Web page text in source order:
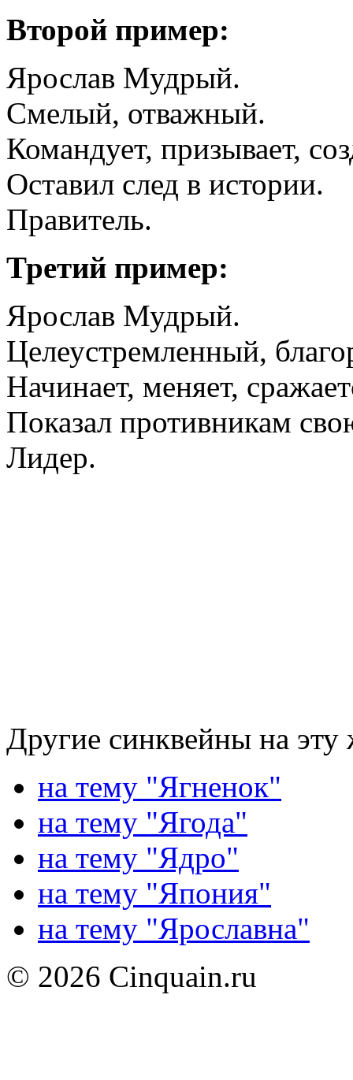
Второй пример:
Ярослав Мудрый.
Смелый, отважный.
Командует, призывает,
Оставил след в истории.
Правитель.
Третий пример:
Ярослав Мудрый.
Целеустремленный,
Начинает, меняет,
Показал противникам
Лидер.
Другие синквейны на эту
на тему "Ягненок"
на тему "Ягода"
на тему "Ядро"
на тему "Япония"
на тему "Ярославна"
© 2026 Cinquain.ru